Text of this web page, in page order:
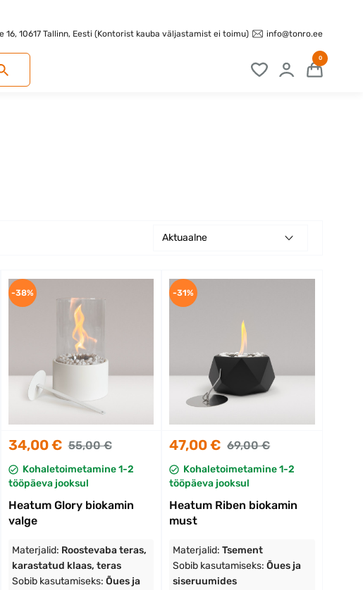
16, 10617 Tallinn, Eesti (Kontorist kauba väljastamist ei toimu) info@tonro.ee
0
Aktuaalne
34,00 € 55,00 €
Kohaletoimetamine 1-2
tööpäeva jooksul
Heatum Glory biokamin
valge
Materjalid: Roostevaba teras,
karastatud klaas, teras
Sobib kasutamiseks: Õues ja
-38%
47,00 € 69,00 €
Kohaletoimetamine 1-2
tööpäeva jooksul
Heatum Riben biokamin
must
Materjalid:Tsement
Sobib kasutamiseks:Õues ja
siseruumides
-31%